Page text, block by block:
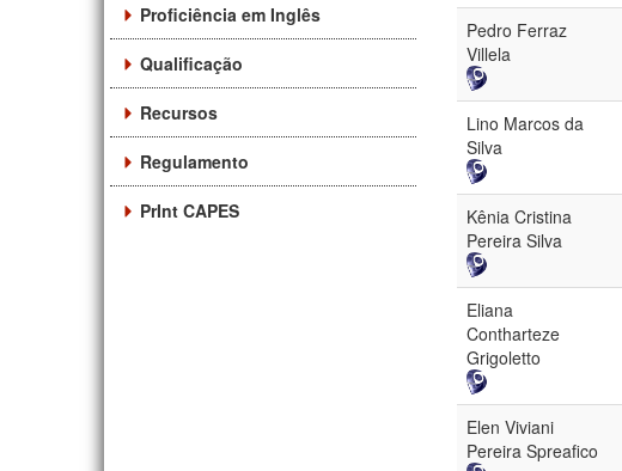
Proficiência em Inglês
Qualificação
Recursos
Regulamento
PrInt CAPES
Pedro Ferraz
Villela
Lino Marcos da
Silva
Kênia Cristina
Pereira Silva
Eliana
Contharteze
Grigoletto
Elen Viviani
Pereira Spreafico